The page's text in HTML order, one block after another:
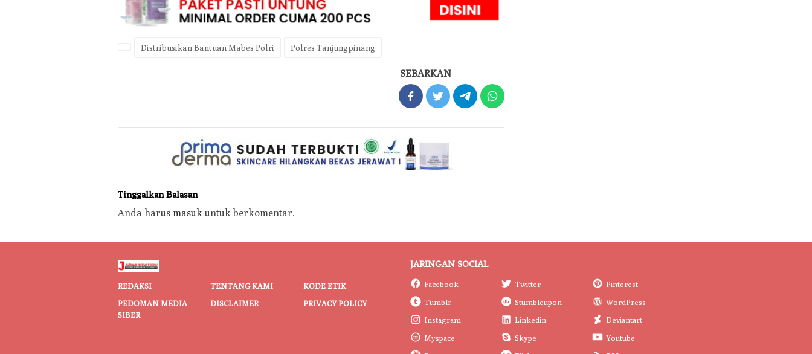
Distribusikan Bantuan Mabes Polri Polres Tanjungpinang
SEBARKAN
Tinggalkan Balasan
Anda harus masuk untuk berkomentar.
REDAKSI TENTANG KAMI
KODE ETIK
PEDOMAN MEDIA
SIBER
DISCLAIMER PRIVACY POLICY
JARINGAN SOCIAL
Facebook Twitter
Pinterest
Tumblr
Stumbleupon
WordPress
Instagram
Linkedin
Deviantart
Myspace
Skype
Youtube